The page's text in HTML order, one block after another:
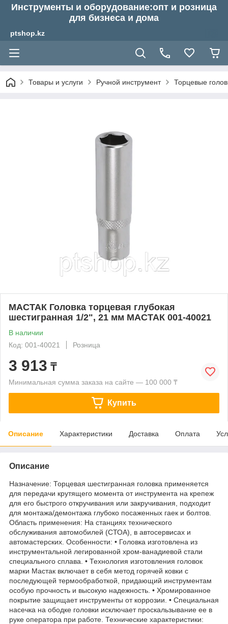
Инструменты и оборудование:опт и розница
для бизнеса и дома
ptshop.kz
Товары и услуги Ручной инструмент Торцевые
МАСТАК Головка торцевая глубокая
шестигранная 1/2", 21 мм МАСТАК 001-40021
В наличии
Код: 001-40021
Розница
3 913 ₸
Минимальная сумма заказа на сайте — 100 000 ₸
Купить
Описание Характеристики Доставка Оплата
Описание
Назначение: Торцевая шестигранная головка применяется
для передачи крутящего момента от инструмента на крепеж
для его быстрого откручивания или закручивания, подходит
для монтажа/демонтажа глубоко посаженных гаек и болтов.
Область применения: На станциях технического
обслуживания автомобилей (СТОА), в автосервисах и
автомастерских. Особенности: • Головка изготовлена из
инструментальной легированной хром-ванадиевой стали
специального сплава. • Технология изготовления головок
марки Мастак включает в себя метод горячей ковки с
последующей термообработкой, придающий инструментам
особую прочность и высокую надежность. • Хромированное
покрытие защищает инструменты от коррозии. • Специальная
насечка на ободке головки исключает проскальзывание ее в
руке оператора при работе. Технические характеристики: